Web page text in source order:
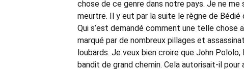
chose de ce genre dans notre pays. Je ne
meurtre. Il y eut par la suite le règne de Bédié
Qui s’est demandé comment une telle chose
marqué par de nombreux pillages et
loubards. Je veux bien croire que John
bandit de grand chemin. Cela autorisait-il